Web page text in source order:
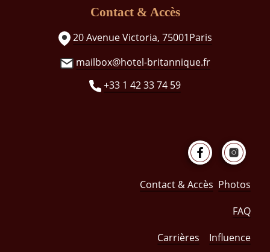
Contact & Accès
20 Avenue Victoria, 75001Paris
mailbox@hotel-britannique.fr
+33 1 42 33 74 59
Contact & Accès Photos
FAQ
Carrières
Influence